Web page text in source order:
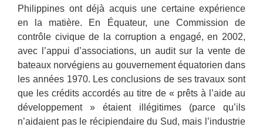
Philippines ont déjà acquis une certaine expérience
en la matière. En Équateur, une Commission de
contrôle civique de la corruption a engagé, en 2002,
avec l’appui d’associations, un audit sur la vente de
bateaux norvégiens au gouvernement équatorien dans
les années 1970. Les conclusions de ses travaux sont
que les crédits accordés au titre de « prêts à l’aide au
développement » étaient illégitimes (parce qu’ils
n’aidaient pas le récipiendaire du Sud, mais l’industrie